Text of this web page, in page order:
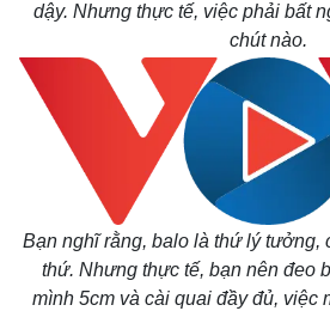
Bất động sản
Khởi nghiệp
Thị
Giá
Tiêu
Tỷ
Giá
dậy. Nhưng thực tế, việc phải bất
chút nào.
Bạn nghĩ rằng, balo là thứ lý tưởng,
thứ. Nhưng thực tế, bạn nên đeo
mình 5cm và cài quai đầy đủ, việc